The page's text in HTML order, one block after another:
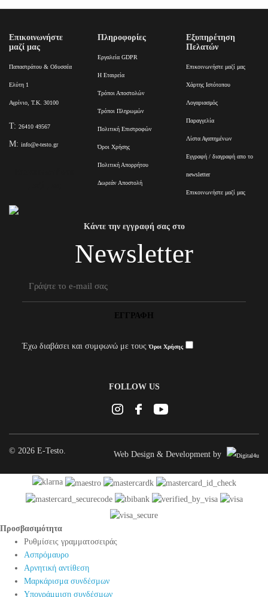
Επικοινωνήστε
μαζί μας
Παπαστράτου & Οδυσσέα
Ελύτη 1
Αγρίνιο, Τ.Κ. 30100
T: 26410 49567
M: info@e-testo.gr
Πληροφορίες
Εργαλεία GDPR
Η Εταιρεία
Τρόποι Αποστολών
Τρόποι Πληρωμών
Πολιτική Επιστροφών
Όροι Χρήσης
Πολιτική Απορρήτου
Δωρεάν Αποστολή
Εξυπηρέτηση
Πελατών
Επικοινωνήστε μαζί μας
Χάρτης Ιστότοπου
Λογαριασμός
Παραγγελία
Λίστα Αγαπημένων
Εγγραφή / διαγραφή απο το
newsletter
Επικοινωνήστε μαζί μας
Κάντε την εγγραφή σας στο
Newsletter
ΕΓΓΡΑΦΉ
Έχω διαβάσει και συμφωνώ με τουςΌροι Χρήσης
FOLLOW US
InstagramFacebook Youtube
© 2026 E-Testo. Web Design & Development by
Προσβασιμότητα
Προσβασιμότητα
Ρυθμίσεις γραμματοσειράς
Ασπρόμαυρο
Αρνητική αντίθεση
Μαρκάρισμα συνδέσμων
Υπογράμμιση συνδέσμων